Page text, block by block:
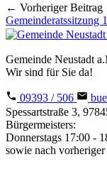
← Vorheriger Beitrag
Gemeinderatssitzung
Gemeinde Neustadt
Wir sind für Sie da!
09393 / 506
Spessartstraße 3,
Bürgermeisters:
Donnerstags 17:00 -
sowie nach